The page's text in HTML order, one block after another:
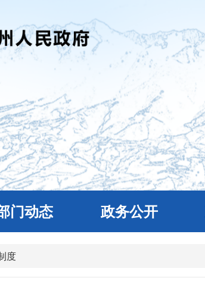
门动态 政务公开
度